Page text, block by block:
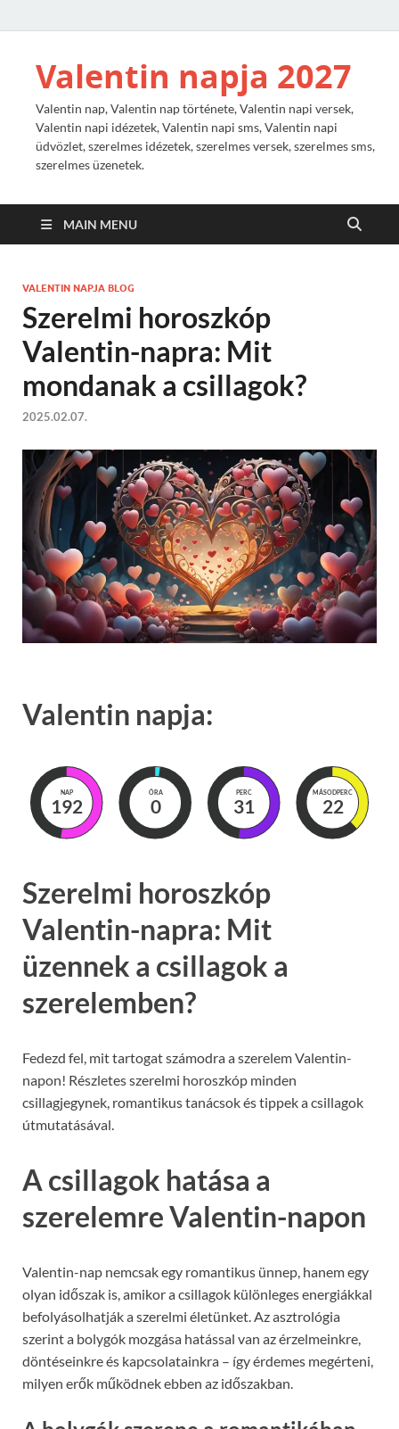
Valentin napja 2027
Valentin nap, Valentin nap története, Valentin napi versek,
Valentin napi idézetek, Valentin napi sms, Valentin napi
üdvözlet, szerelmes idézetek, szerelmes versek, szerelmes sms,
szerelmes üzenetek.
MAIN MENU
VALENTIN NAPJA BLOG
Szerelmi horoszkóp
Valentin-napra: Mit
mondanak a csillagok?
2025.02.07.
Valentin napja:
NAP
192
ÓRA
0
PERC
31
MÁSODPERC
21
Szerelmi horoszkóp
Valentin-napra: Mit
üzennek a csillagok a
szerelemben?
Fedezd fel, mit tartogat számodra a szerelem Valentin-
napon! Részletes szerelmi horoszkóp minden
csillagjegynek, romantikus tanácsok és tippek a csillagok
útmutatásával.
A csillagok hatása a
szerelemre Valentin-napon
Valentin-nap nemcsak egy romantikus ünnep, hanem egy
olyan időszak is, amikor a csillagok különleges energiákkal
befolyásolhatják a szerelmi életünket. Az asztrológia
szerint a bolygók mozgása hatással van az érzelmeinkre,
döntéseinkre és kapcsolatainkra – így érdemes megérteni,
milyen erők működnek ebben az időszakban.